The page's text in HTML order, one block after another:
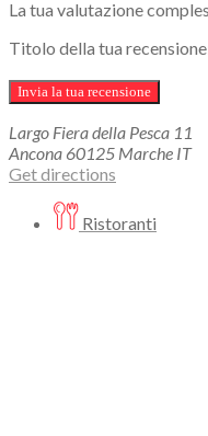
La tua valutazione
Titolo della tua
Largo Fiera della Pesca 11
Ancona 60125 Marche IT
Get directions
Ristoranti